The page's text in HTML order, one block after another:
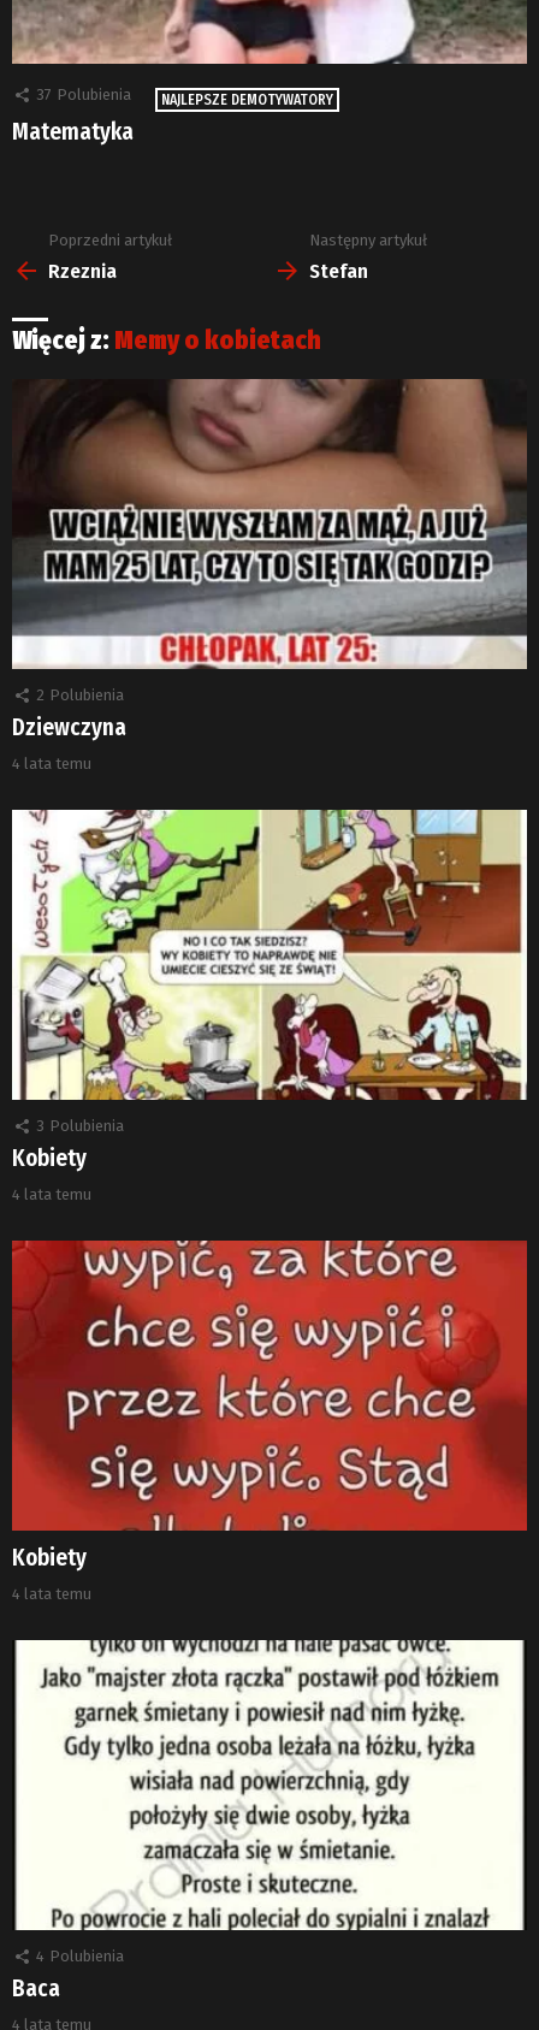
37 Polubienia NAJLEPSZE DEMOTYWATORY
Matematyka
Zobacz
więcej
Poprzedni artykuł
Rzeznia
Następny artykuł
Stefan
Więcej z: Memy o kobietach
2 Polubienia
Dziewczyna
4 lata temu
3 Polubienia
Kobiety
4 lata temu
Kobiety
4 lata temu
4 Polubienia
Baca
4 lata temu